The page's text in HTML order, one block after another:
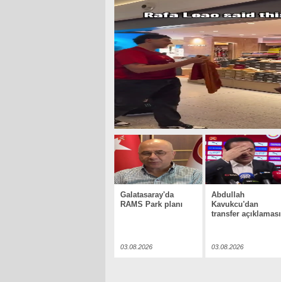
Galatasaray'da
RAMS Park planı
03.08.2026
Abdullah
Kavukcu'dan
transfer açıklaması
03.08.2026